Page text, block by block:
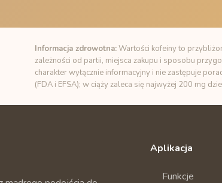
Informacja zdrowotna:Wartości kofeiny to
zależności od partii, miejsca zakupu i sposobu
charakter wyłącznie informacyjny i nie zastępuje
(FDA i EFSA); w ciąży zaleca się najwyżej 200 mg
Aplikacja
Funkcje